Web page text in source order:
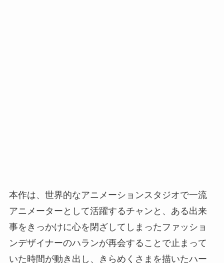
本作は、世界的なアニメーションスタジオで一流
アニメーターとして活躍するチャンと、ある出来
事をきっかけに心を閉ざしてしまったファッショ
ンデザイナーのハランが再会することで止まって
いた時間が動き出し、きらめくさまを描いたハー